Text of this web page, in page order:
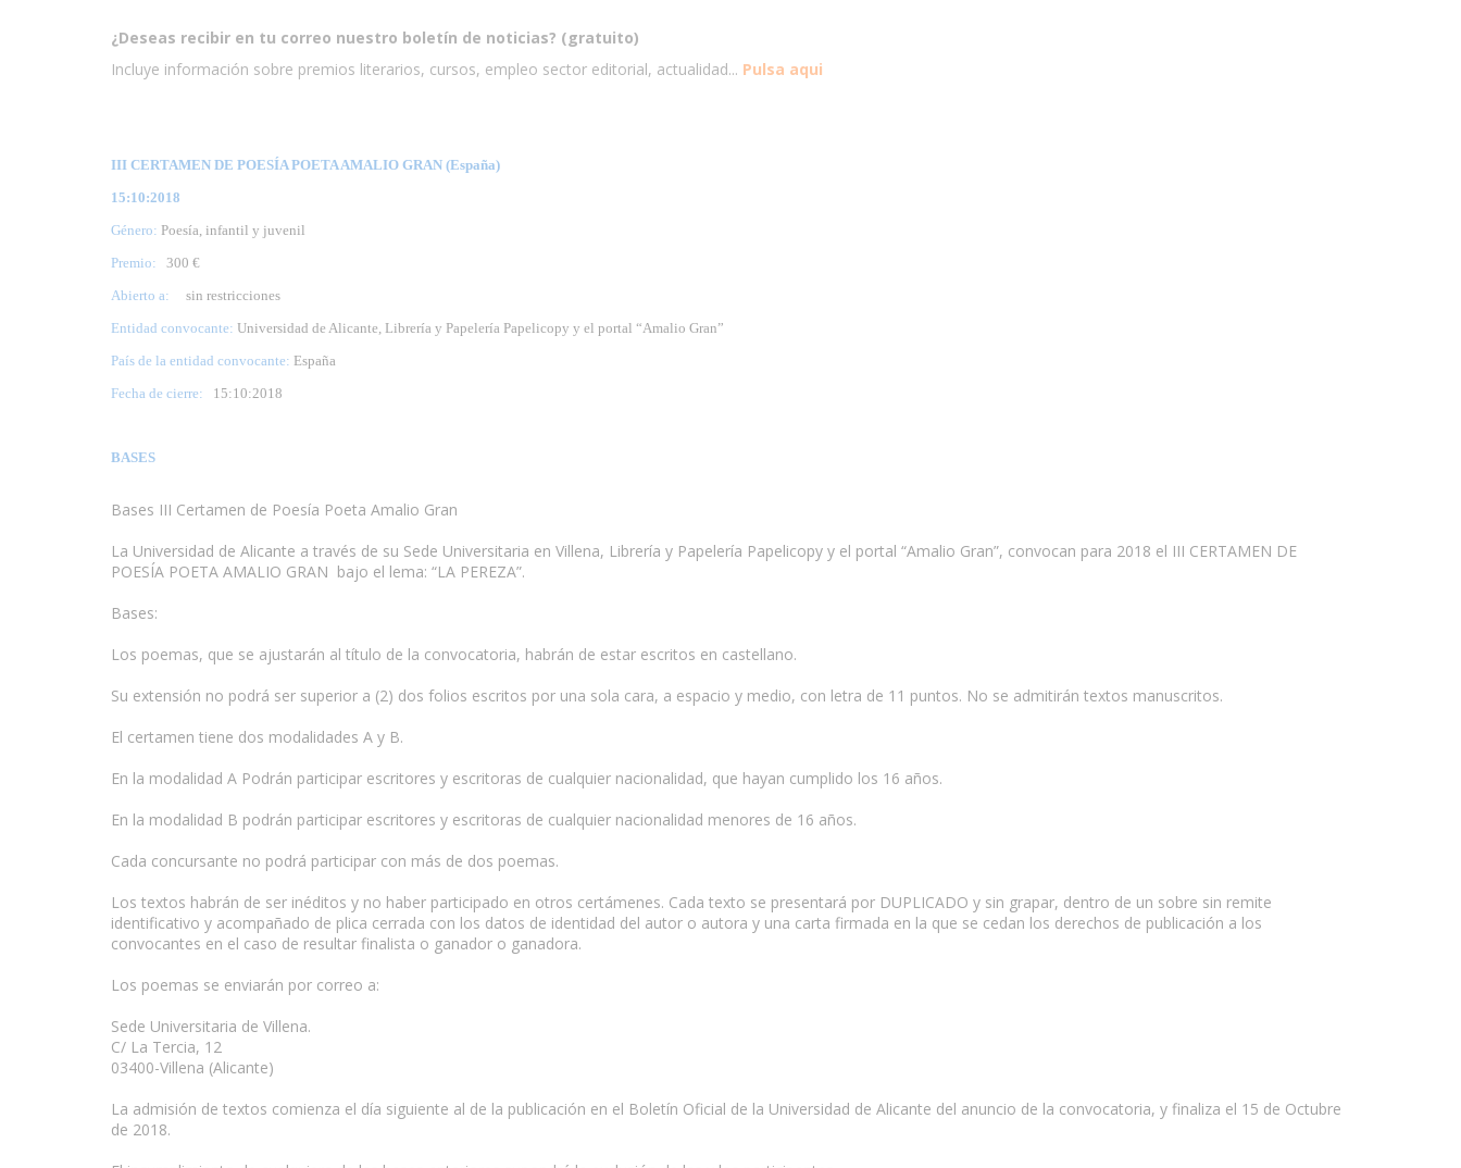
¿Deseas recibir en tu correo nuestro boletín de noticias? (gratuito)
Incluye información sobre premios literarios, cursos, empleo sector editorial, actualidad... Pulsa aqui
III CERTAMEN DE POESÍA POETA AMALIO GRAN (España)
15:10:2018
Género: Poesía, infantil y juvenil
Premio:
300 €
Abierto a:
sin restricciones
Entidad convocante: Universidad de Alicante, Librería y Papelería Papelicopy y el portal “Amalio Gran”
País de la entidad convocante: España
Fecha de cierre: 15:10:2018
BASES
Bases III Certamen de Poesía Poeta Amalio Gran
La Universidad de Alicante a través de su Sede Universitaria en Villena, Librería y Papelería Papelicopy y el portal “Amalio Gran”, convocan para 2018 el III CERTAMEN DE
POESÍA POETA AMALIO GRAN bajo el lema: “LA PEREZA”.
Bases:
Los poemas, que se ajustarán al título de la convocatoria, habrán de estar escritos en castellano.
Su extensión no podrá ser superior a (2) dos folios escritos por una sola cara, a espacio y medio, con letra de 11 puntos. No se admitirán textos manuscritos.
El certamen tiene dos modalidades A y B.
En la modalidad A Podrán participar escritores y escritoras de cualquier nacionalidad, que hayan cumplido los 16 años.
En la modalidad B podrán participar escritores y escritoras de cualquier nacionalidad menores de 16 años.
Cada concursante no podrá participar con más de dos poemas.
Los textos habrán de ser inéditos y no haber participado en otros certámenes. Cada texto se presentará por DUPLICADO y sin grapar, dentro de un sobre sin remite
identificativo y acompañado de plica cerrada con los datos de identidad del autor o autora y una carta firmada en la que se cedan los derechos de publicación a los
convocantes en el caso de resultar finalista o ganador o ganadora.
Los poemas se enviarán por correo a:
Sede Universitaria de Villena.
C/ La Tercia, 12
03400-Villena (Alicante)
La admisión de textos comienza el día siguiente al de la publicación en el Boletín Oficial de la Universidad de Alicante del anuncio de la convocatoria, y finaliza el 15 de Octubre
de 2018.